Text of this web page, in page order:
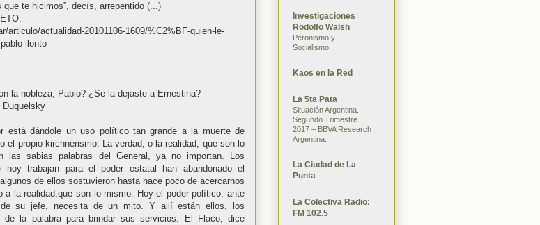
que te hicimos”, decís, arrepentido (...)
articulo/actualidad-20101106-1609/%C2%BF-quien-le-
llonto
la nobleza, Pablo? ¿Se la dejaste a Ernestina?
Duquelsky
está dándole un uso político tan grande a la muerte de
el propio kirchnerismo. La verdad, o la realidad, que son lo
las sabias palabras del General, ya no importan. Los
hoy trabajan para el poder estatal han abandonado el
de ellos sostuvieron hasta hace poco de acercarnos
a la realidad,que son lo mismo. Hoy el poder político, ante
de su jefe, necesita de un mito. Y allí están ellos, los
de la palabra para brindar sus servicios. El Flaco, dice
Investigaciones
Rodolfo Walsh
Peronismo y
Socialismo
Kaos en la Red
La 5ta Pata
Situación Argentina.
Segundo Trimestre
2017 – BBVA Research
Argentina.
La Ciudad de La
Punta
La Colectiva Radio:
FM 102.5